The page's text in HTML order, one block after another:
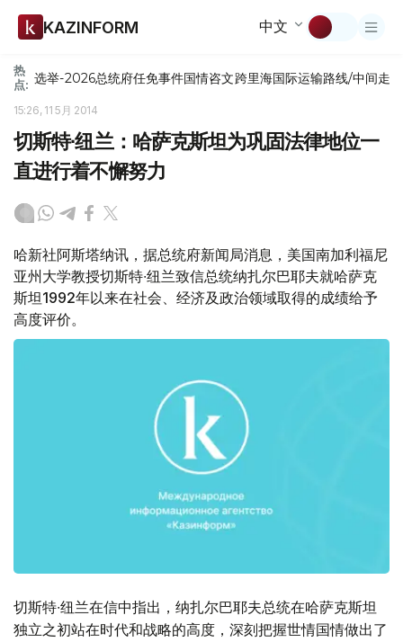
KAZINFORM 中文
热
点: 选举-2026总统府任免事件国情咨文跨里海国际运输路线/中间走廊
15:26, 11 5月 2014
切斯特∙纽兰：哈萨克斯坦为巩固法律地位一
直进行着不懈努力
哈新社阿斯塔纳讯，据总统府新闻局消息，美国南加利福尼
亚州大学教授切斯特∙纽兰致信总统纳扎尔巴耶夫就哈萨克
斯坦1992年以来在社会、经济及政治领域取得的成绩给予
高度评价。
切斯特∙纽兰在信中指出，纳扎尔巴耶夫总统在哈萨克斯坦
独立之初站在时代和战略的高度，深刻把握世情国情做出了